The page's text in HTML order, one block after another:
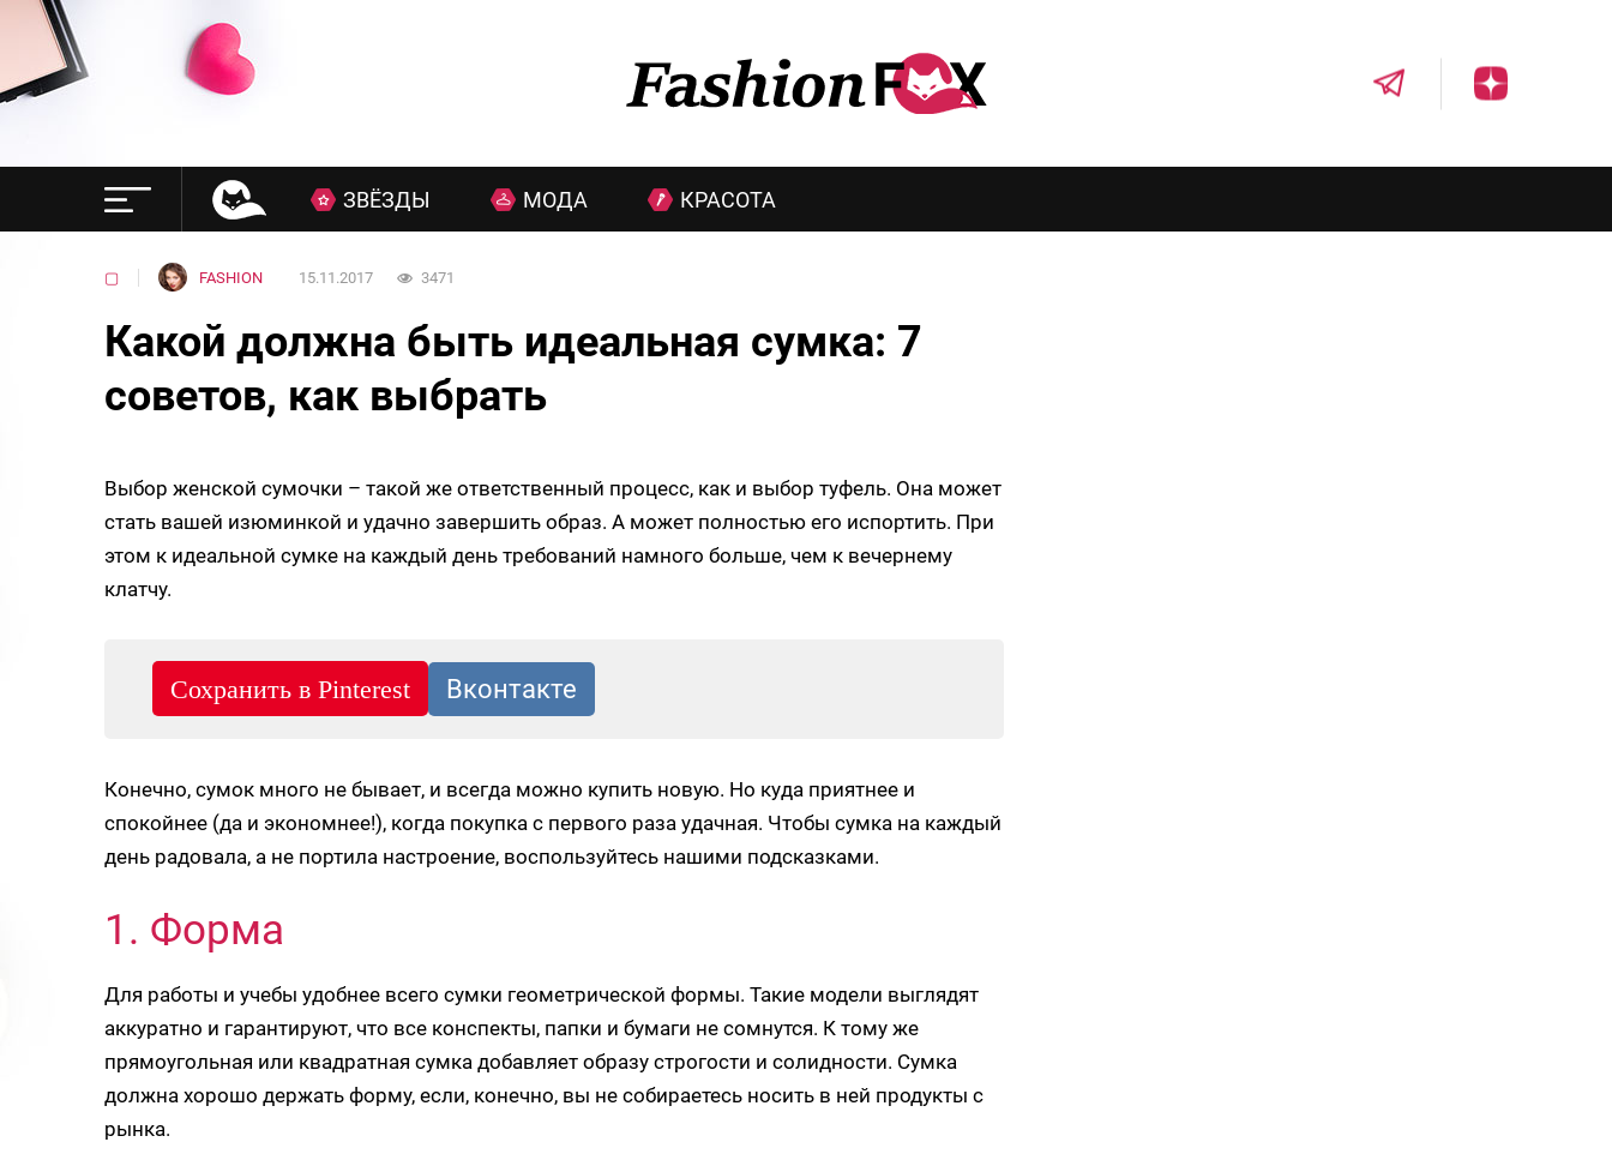
ЗВЁЗДЫ МОДА КРАСОТА
▢ FASHION 15.11.2017 3471
Какой должна быть идеальная сумка: 7
советов, как выбрать
Выбор женской сумочки – такой же ответственный процесс, как и выбор туфель. Она может
стать вашей изюминкой и удачно завершить образ. А может полностью его испортить. При
этом к идеальной сумке на каждый день требований намного больше, чем к вечернему
клатчу.
Конечно, сумок много не бывает, и всегда можно купить новую. Но куда приятнее и
спокойнее (да и экономнее!), когда покупка с первого раза удачная. Чтобы сумка на каждый
день радовала, а не портила настроение, воспользуйтесь нашими подсказками.
1. Форма
Для работы и учебы удобнее всего сумки геометрической формы. Такие модели выглядят
аккуратно и гарантируют, что все конспекты, папки и бумаги не сомнутся. К тому же
прямоугольная или квадратная сумка добавляет образу строгости и солидности. Сумка
должна хорошо держать форму, если, конечно, вы не собираетесь носить в ней продукты с
рынка.